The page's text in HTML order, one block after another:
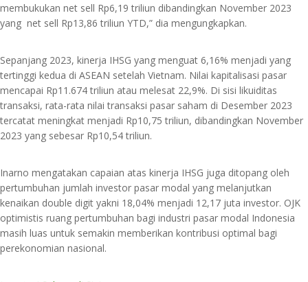
membukukan net sell Rp6,19 triliun dibandingkan November 2023
yang net sell Rp13,86 triliun YTD,” dia mengungkapkan.
Sepanjang 2023, kinerja IHSG yang menguat 6,16% menjadi yang
tertinggi kedua di ASEAN setelah Vietnam. Nilai kapitalisasi pasar
mencapai Rp11.674 triliun atau melesat 22,9%. Di sisi likuiditas
transaksi, rata-rata nilai transaksi pasar saham di Desember 2023
tercatat meningkat menjadi Rp10,75 triliun, dibandingkan November
2023 yang sebesar Rp10,54 triliun.
Inarno mengatakan capaian atas kinerja IHSG juga ditopang oleh
pertumbuhan jumlah investor pasar modal yang melanjutkan
kenaikan double digit yakni 18,04% menjadi 12,17 juta investor. OJK
optimistis ruang pertumbuhan bagi industri pasar modal Indonesia
masih luas untuk semakin memberikan kontribusi optimal bagi
perekonomian nasional.